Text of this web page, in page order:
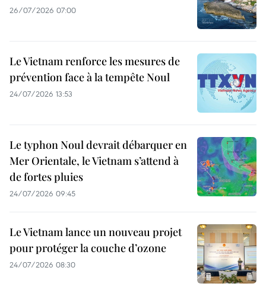
26/07/2026 07:00
Le Vietnam renforce les mesures de
prévention face à la tempête Noul
24/07/2026 13:53
Le typhon Noul devrait débarquer en
Mer Orientale, le Vietnam s’attend à
de fortes pluies
24/07/2026 09:45
Le Vietnam lance un nouveau projet
pour protéger la couche d’ozone
24/07/2026 08:30